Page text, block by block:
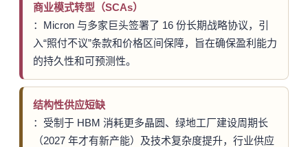
商业模式转型（SCAs）
：Micron 与多家巨头签署了 16 份长期战略协议，引
入“照付不议”条款和价格区间保障，旨在确保盈利能力
的持久性和可预测性。
结构性供应短缺
：受制于 HBM 消耗更多晶圆、绿地工厂建设周期长
（2027 年才有新产能）及技术复杂度提升，行业供应